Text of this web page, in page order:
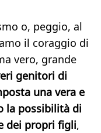
o, peggio, al
il coraggio di
vero, grande
genitori di
una vera e
la possibilità di
dei propri figli,